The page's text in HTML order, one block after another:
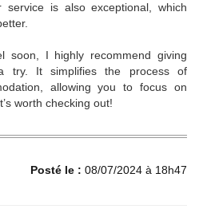
service is also exceptional, which
soon, I highly recommend giving
a try. It simplifies the process of
allowing you to focus on
worth checking out!
Posté le : 08/07/2024 à 18h47